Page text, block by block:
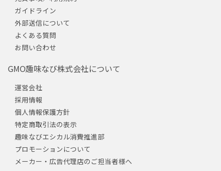
ガイドライン
外部送信について
よくある質問
お問い合わせ
GMO趣味なび株式会社について
運営会社
採用情報
個人情報保護方針
特定商取引法の表示
趣味なびエシカル消費推進部
プロモーションについて
メーカー・広告代理店のご担当者様へ